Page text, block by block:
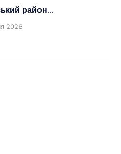
район...
2026